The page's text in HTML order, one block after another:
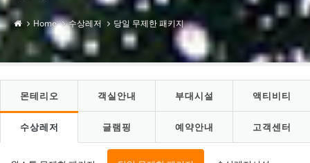
Home 수상레저 당일 무제한 패키지
몬테리오 객실안내 부대시설 액티비티
수상레저 글램핑 예약안내 고객센터